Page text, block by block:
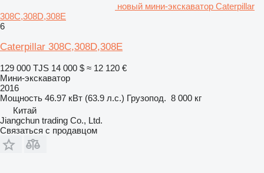
новый мини-экскаватор Caterpillar
308C,308D,308E
6
Caterpillar 308C,308D,308E
129 000 TJS 14 000 $ ≈ 12 120 €
Мини-экскаватор
2016
Мощность 46.97 кВт (63.9 л.с.) Грузопод. 8 000 кг
Китай
Jiangchun trading Co., Ltd.
Связаться с продавцом